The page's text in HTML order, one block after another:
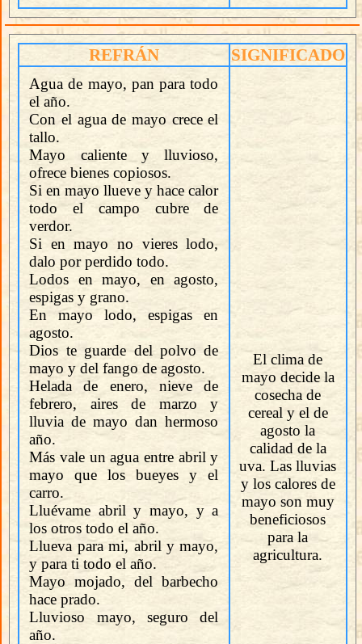
REFRÁN SIGNIFICADO
Agua de mayo, pan para todo
el año.
Con el agua de mayo crece el
tallo.
Mayo caliente y lluvioso,
ofrece bienes copiosos.
Si en mayo llueve y hace calor
todo el campo cubre de
verdor.
Si en mayo no vieres lodo,
dalo por perdido todo.
Lodos en mayo, en agosto,
espigas y grano.
En mayo lodo, espigas en
agosto.
Dios te guarde del polvo de
mayo y del fango de agosto.
Helada de enero, nieve de
febrero, aires de marzo y
lluvia de mayo dan hermoso
año.
Más vale un agua entre abril y
mayo que los bueyes y el
carro.
Lluévame abril y mayo, y a
los otros todo el año.
Llueva para mi, abril y mayo,
y para ti todo el año.
Mayo mojado, del barbecho
hace prado.
Lluvioso mayo, seguro del
año.
El clima de
mayo decide la
cosecha de
cereal y el de
agosto la
calidad de la
uva. Las lluvias
y los calores de
mayo son muy
beneficiosos
para la
agricultura.